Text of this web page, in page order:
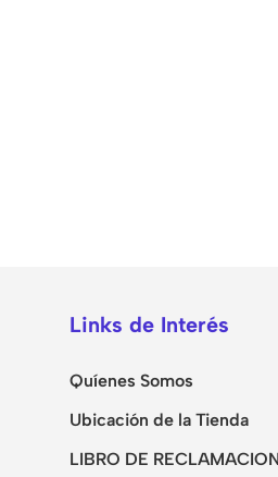
Links de Interés
Quíenes Somos
Ubicación de la Tienda
LIBRO DE